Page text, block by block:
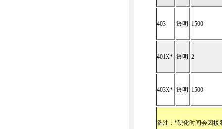
403 透明 1500
401X* 透明 2
403X* 透明 1500
备注：*硬化时间会因接